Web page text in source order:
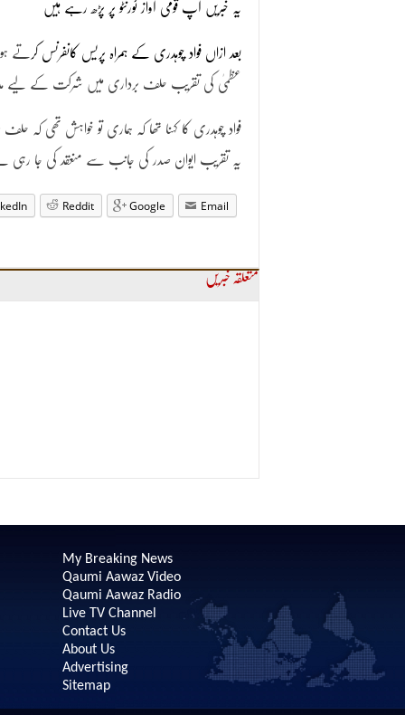
یہ خبریں آپ قومی آواز ٹورنٹو پر پڑھ رہے ہیں
بعد ازاں فواد چوہدری کے ہمراہ پریس کانفرنس کر
عظمیٰ کی تقریب حلف برداری میں شرکت کے لیے
فواد چوہدری کا کہنا تھا کہ ہماری تو خواہش تھی
یہ تقریب ایوان صدر کی جانب سے منعقد کی جا
Reddit Google Email
متعلقہ خبریں
My Breaking News
Qaumi Aawaz Video
Qaumi Aawaz Radio
Live TV Channel
Contact Us
About Us
Advertising
Sitemap